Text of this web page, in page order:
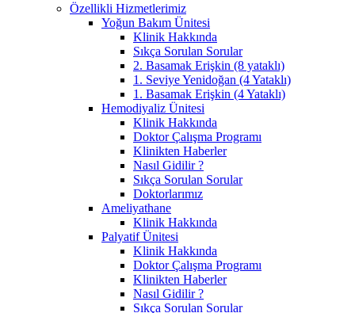
Özellikli Hizmetlerimiz
Yoğun Bakım Ünitesi
Klinik Hakkında
Sıkça Sorulan Sorular
2. Basamak Erişkin (8 yataklı)
1. Seviye Yenidoğan (4 Yataklı)
1. Basamak Erişkin (4 Yataklı)
Hemodiyaliz Ünitesi
Klinik Hakkında
Doktor Çalışma Programı
Klinikten Haberler
Nasıl Gidilir ?
Sıkça Sorulan Sorular
Doktorlarımız
Ameliyathane
Klinik Hakkında
Palyatif Ünitesi
Klinik Hakkında
Doktor Çalışma Programı
Klinikten Haberler
Nasıl Gidilir ?
Sıkça Sorulan Sorular